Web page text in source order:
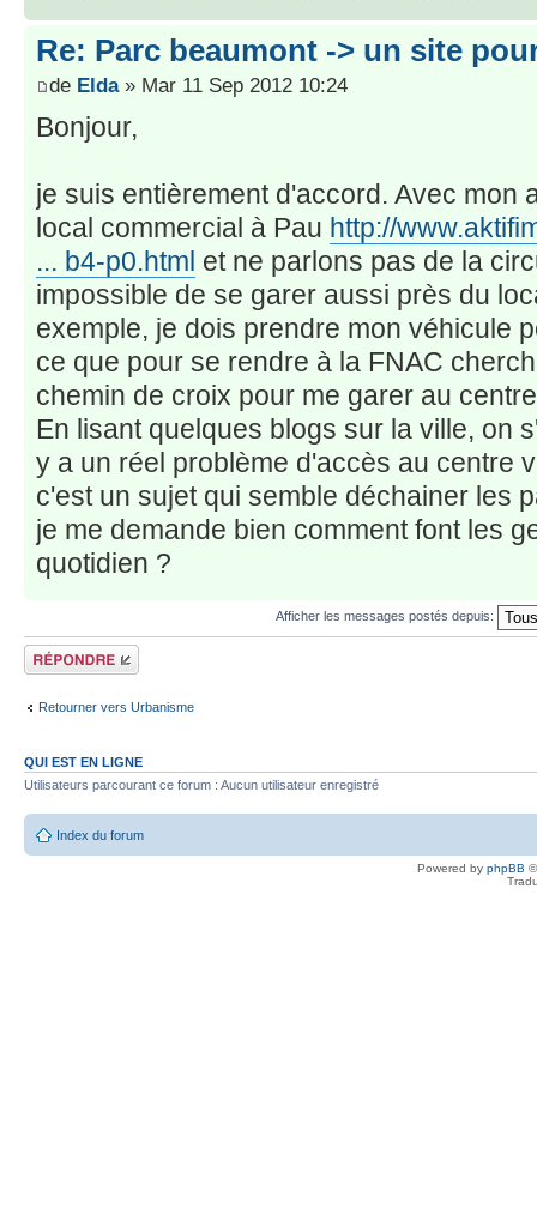
Re: Parc beaumont -> un site
de Elda» Mar 11 Sep 2012 10:24
Bonjour,
je suis entièrement d'accord. Avec mon
local commercial à Pau http://
... b4-p0.html et ne parlons pas de la
impossible de se garer aussi près du
exemple, je dois prendre mon véhicule
ce que pour se rendre à la FNAC
chemin de croix pour me garer au
En lisant quelques blogs sur la ville, on
y a un réel problème d'accès au centre
c'est un sujet qui semble déchainer les
je me demande bien comment font les
quotidien ?
Afficher les messages postés depuis:
Répondre
Retourner vers Urbanisme
QUI EST EN LIGNE
Utilisateurs parcourant ce forum : Aucun utilisateur enregistré
Index du forum
Powered by phpBB